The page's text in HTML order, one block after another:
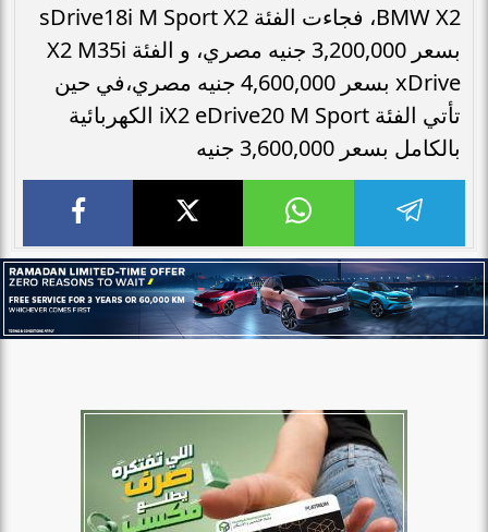
BMW X2، فجاءت الفئة sDrive18i M Sport X2
بسعر 3,200,000 جنيه مصري، و الفئة X2 M35i
xDrive بسعر 4,600,000 جنيه مصري،في حين
تأتي الفئة iX2 eDrive20 M Sport الكهربائية
بالكامل بسعر 3,600,000 جنيه